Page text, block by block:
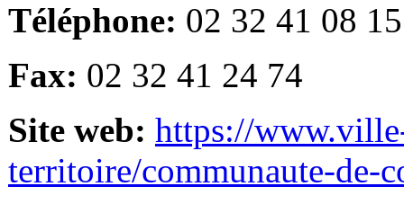
Téléphone: 02 32 41 08 15
Fax: 02 32 41 24 74
Site web: https://
territoire/communaute-de-